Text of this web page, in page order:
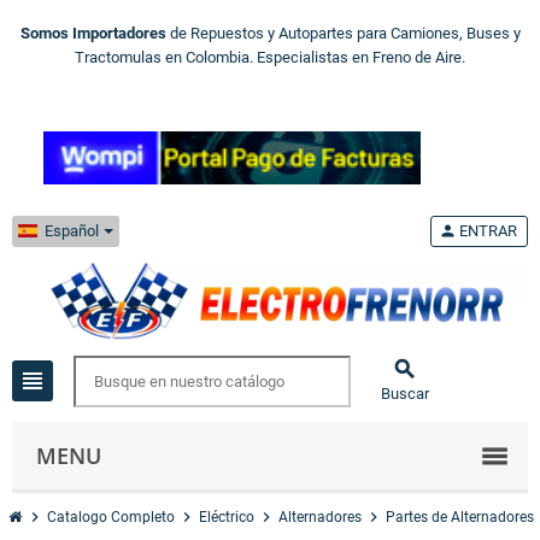
Somos Importadores de Repuestos y Autopartes para Camiones, Buses y
Tractomulas en Colombia. Especialistas en Freno de Aire.
Español
view_headline 
Buscar
person ENTRAR
MENU
chevron_right Catalogo Completo chevron_right Eléctrico chevron_right Alternadores chevron_right Partes de Alternadores